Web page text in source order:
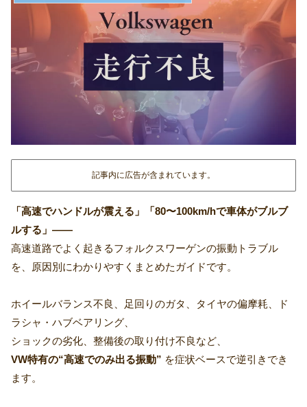
記事内に広告が含まれています。
「高速でハンドルが震える」「80〜100km/hで車体がブルブ
ルする」――
高速道路でよく起きるフォルクスワーゲンの振動トラブル
を、原因別にわかりやすくまとめたガイドです。
ホイールバランス不良、足回りのガタ、タイヤの偏摩耗、ド
ラシャ・ハブベアリング、
ショックの劣化、整備後の取り付け不良など、
VW特有の“高速でのみ出る振動” を症状ベースで逆引きでき
ます。